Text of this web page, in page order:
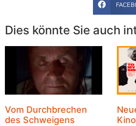
Dies könnte Sie auch
Vom Durchbrechen
des Schweigens